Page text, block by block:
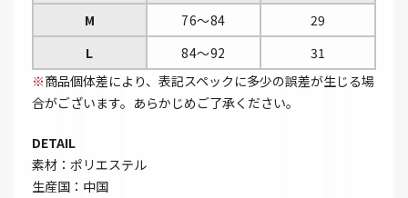
M
76～84
29
L
84～92
31
※商品個体差により、表記スペックに多少の誤差が生じる場
合がございます。あらかじめご了承ください。
DETAIL
素材：ポリエステル
生産国：中国